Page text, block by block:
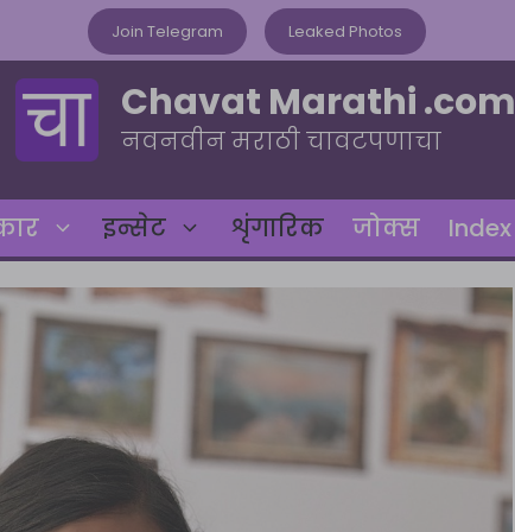
Join Telegram Leaked Photos
Chavat Marathi .com
नवनवीन मराठी चावटपणाचा
इन्सेट शृंगारिक जोक्स Index